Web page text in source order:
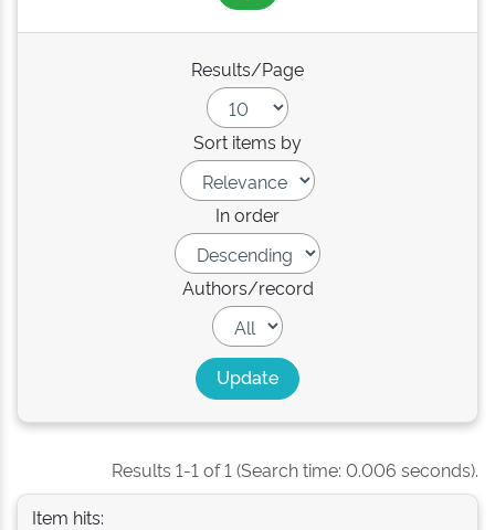
Results/Page
Sort items by
In order
Authors/record
Results 1-1 of 1 (Search time: 0.006 seconds).
Item hits: